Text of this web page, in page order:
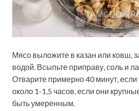
Мясо выложите в казан или ковш,
водой. Всыпьте приправу, соль и
Отварите примерно 40 минут, если
около 1-1,5 часов, если они
быть умеренным.